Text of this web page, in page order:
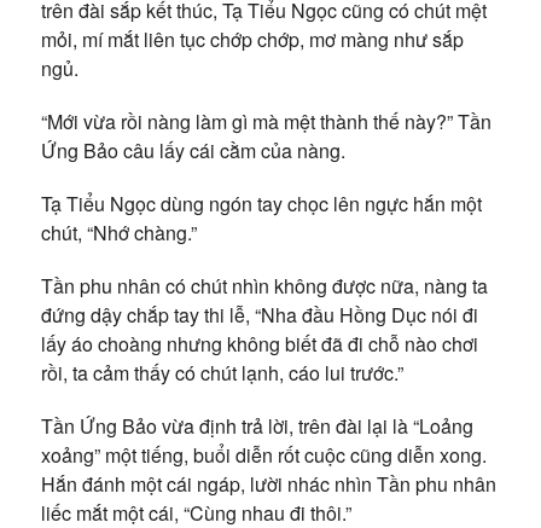
trên đài sắp kết thúc, Tạ Tiểu Ngọc cũng có chút mệt
mỏi, mí mắt liên tục chớp chớp, mơ màng như sắp
ngủ.
“Mới vừa rồi nàng làm gì mà mệt thành thế này?” Tần
Ứng Bảo câu lấy cái cằm của nàng.
Tạ Tiểu Ngọc dùng ngón tay chọc lên ngực hắn một
chút, “Nhớ chàng.”
Tần phu nhân có chút nhìn không được nữa, nàng ta
đứng dậy chắp tay thi lễ, “Nha đầu Hồng Dục nói đi
lấy áo choàng nhưng không biết đã đi chỗ nào chơi
rồi, ta cảm thấy có chút lạnh, cáo lui trước.”
Tần Ứng Bảo vừa định trả lời, trên đài lại là “Loảng
xoảng” một tiếng, buổi diễn rốt cuộc cũng diễn xong.
Hắn đánh một cái ngáp, lười nhác nhìn Tần phu nhân
liếc mắt một cái, “Cùng nhau đi thôi.”